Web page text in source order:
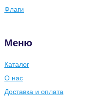
Флаги
Меню
Каталог
О нас
Доставка и оплата